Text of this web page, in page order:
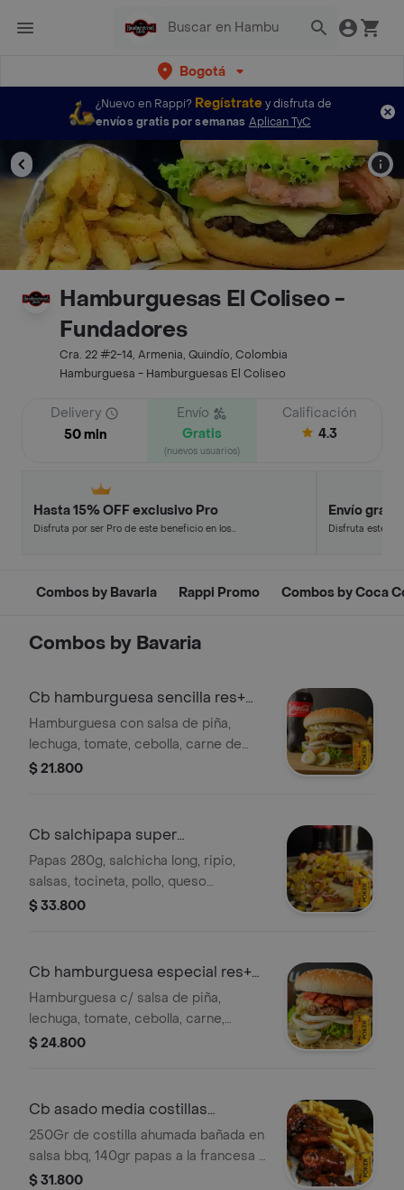
Bogotá
¿Nuevo en Rappi? Regístratey disfruta de
envíos gratis por semanas Aplican TyC
Hamburguesas El Coliseo -
Fundadores
Cra. 22 #2-14, Armenia, Quindío, Colombia
Hamburguesa - Hamburguesas El Coliseo
Delivery
50 min
Envío
Gratis
(nuevos usuarios)
Calificación
4.3
Hasta 15% OFF exclusivo Pro
Disfruta por ser Pro de este beneficio en los
Envío
Disfruta este
Combos by Bavaria Rappi Promo Combos by Coca
Combos by Bavaria
Cb hamburguesa sencilla res+
poker 355ml
Hamburguesa con salsa de piña,
lechuga, tomate, cebolla, carne de
res, queso mozzarella, salsa rosada,
$ 21.800
Cb salchipapa super
especial+poker 355ml
Papas 280g, salchicha long, ripio,
salsas, tocineta, pollo, queso
mozarella, maicitos + cervezas
$ 33.800
Cb hamburguesa especial res+
poker 355ml
Hamburguesa c/ salsa de piña,
lechuga, tomate, cebolla, carne,
mozarela, tocineta, salsa rosada, ripio
$ 24.800
Cb asado media costillas
bbq+poker 355ml
250Gr de costilla ahumada bañada en
salsa bbq, 140gr papas a la francesa y
100gr de maduro. + cerveza poker
$ 31.800